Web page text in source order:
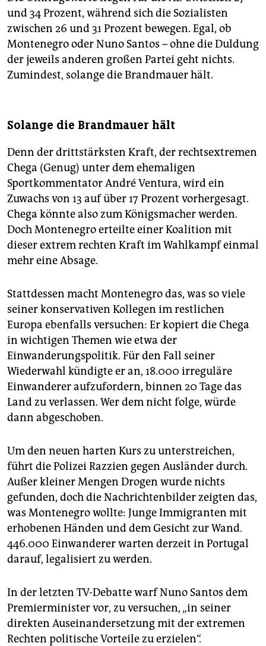
und 34 Prozent, während sich die Sozialisten
zwischen 26 und 31 Prozent bewegen. Egal, ob
Montenegro oder Nuno Santos – ohne die Duldung
der jeweils anderen großen Partei geht nichts.
Zumindest, solange die Brandmauer hält.
Solange die Brandmauer hält
Denn der drittstärksten Kraft, der rechtsextremen
Chega (Genug) unter dem ehemaligen
Sportkommentator André Ventura, wird ein
Zuwachs von 13 auf über 17 Prozent vorhergesagt.
Chega könnte also zum Königsmacher werden.
Doch Montenegro erteilte einer Koalition mit
dieser extrem rechten Kraft im Wahlkampf einmal
mehr eine Absage.
Stattdessen macht Montenegro das, was so viele
seiner konservativen Kollegen im restlichen
Europa ebenfalls versuchen: Er kopiert die Chega
in wichtigen Themen wie etwa der
Einwanderungspolitik. Für den Fall seiner
Wiederwahl kündigte er an, 18.000 irreguläre
Einwanderer aufzufordern, binnen 20 Tage das
Land zu verlassen. Wer dem nicht folge, würde
dann abgeschoben.
Um den neuen harten Kurs zu unterstreichen,
führt die Polizei Razzien gegen Ausländer durch.
Außer kleiner Mengen Drogen wurde nichts
gefunden, doch die Nachrichtenbilder zeigten das,
was Montenegro wollte: Junge Immigranten mit
erhobenen Händen und dem Gesicht zur Wand.
446.000 Einwanderer warten derzeit in Portugal
darauf, legalisiert zu werden.
In der letzten TV-Debatte warf Nuno Santos dem
Premierminister vor, zu versuchen, „in seiner
direkten Auseinandersetzung mit der extremen
Rechten politische Vorteile zu erzielen“.